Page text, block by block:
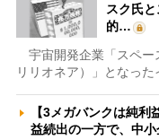
スク氏
的…
宇宙開発企業「スペー
リリオネア）」となっ
【3メガバンクは純
益続出の一方で、中